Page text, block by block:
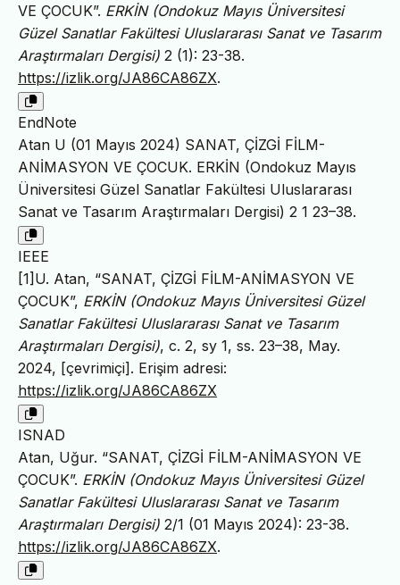
VE ÇOCUK”. ERKİN (Ondokuz Mayıs Üniversitesi
Güzel Sanatlar Fakültesi Uluslararası Sanat ve Tasarım
Araştırmaları Dergisi) 2 (1): 23-38.
https://izlik.org/JA86CA86ZX.
EndNote
Atan U (01 Mayıs 2024) SANAT, ÇİZGİ FİLM-
ANİMASYON VE ÇOCUK. ERKİN (Ondokuz Mayıs
Üniversitesi Güzel Sanatlar Fakültesi Uluslararası
Sanat ve Tasarım Araştırmaları Dergisi) 2 1 23–38.
IEEE
[1]U. Atan, “SANAT, ÇİZGİ FİLM-ANİMASYON VE
ÇOCUK”, ERKİN (Ondokuz Mayıs Üniversitesi Güzel
Sanatlar Fakültesi Uluslararası Sanat ve Tasarım
Araştırmaları Dergisi), c. 2, sy 1, ss. 23–38, May.
2024, [çevrimiçi]. Erişim adresi:
https://izlik.org/JA86CA86ZX
ISNAD
Atan, Uğur. “SANAT, ÇİZGİ FİLM-ANİMASYON VE
ÇOCUK”. ERKİN (Ondokuz Mayıs Üniversitesi Güzel
Sanatlar Fakültesi Uluslararası Sanat ve Tasarım
Araştırmaları Dergisi) 2/1 (01 Mayıs 2024): 23-38.
https://izlik.org/JA86CA86ZX.